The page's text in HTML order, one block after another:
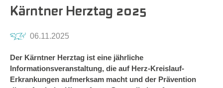
Kärntner Herztag 2025
06.11.2025
Der Kärntner Herztag ist eine jährliche
Informationsveranstaltung, die auf Herz-Kreislauf-
Erkrankungen aufmerksam macht und der Prävention